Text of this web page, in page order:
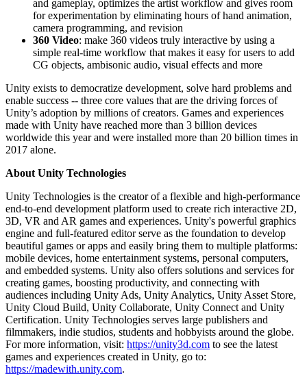
and gameplay, optimizes the artist workflow and gives room
for experimentation by eliminating hours of hand animation,
camera programming, and revision
360 Video: make 360 videos truly interactive by using a
simple real-time workflow that makes it easy for users to add
CG objects, ambisonic audio, visual effects and more
Unity exists to democratize development, solve hard problems and
enable success -- three core values that are the driving forces of
Unity’s adoption by millions of creators. Games and experiences
made with Unity have reached more than 3 billion devices
worldwide this year and were installed more than 20 billion times in
2017 alone.
About Unity Technologies
Unity Technologies is the creator of a flexible and high-performance
end-to-end development platform used to create rich interactive 2D,
3D, VR and AR games and experiences. Unity's powerful graphics
engine and full-featured editor serve as the foundation to develop
beautiful games or apps and easily bring them to multiple platforms:
mobile devices, home entertainment systems, personal computers,
and embedded systems. Unity also offers solutions and services for
creating games, boosting productivity, and connecting with
audiences including Unity Ads, Unity Analytics, Unity Asset Store,
Unity Cloud Build, Unity Collaborate, Unity Connect and Unity
Certification. Unity Technologies serves large publishers and
filmmakers, indie studios, students and hobbyists around the globe.
For more information, visit: https://unity3d.com to see the latest
games and experiences created in Unity, go to:
https://madewith.unity.com.